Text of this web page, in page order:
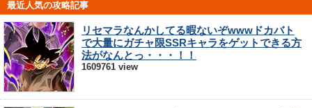
最近人気の攻略記事
リセマラなんかしてる暇ないぞwwwドカバト
で大量にガチャ限SSRキャラをゲットできる方
法がなんとっ・・・！！
1609761 view